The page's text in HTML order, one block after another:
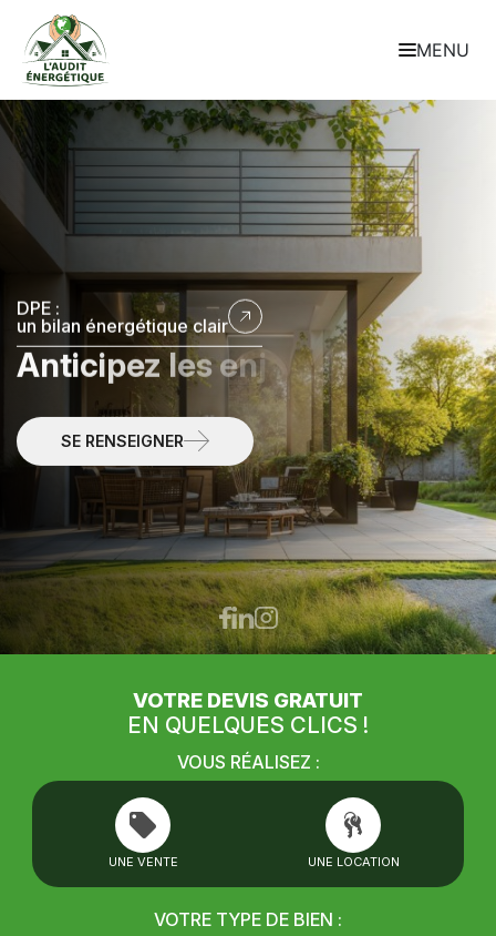
MENU
DPE :
un bilan énergétique clair
Anticipezlesenjeux
é ti qu e dès aujo urd’hui
SE RENSEIGNER
VOTRE DEVIS GRATUIT
EN QUELQUES CLICS !
VOUS RÉALISEZ :
UNE VENTE UNE LOCATION
VOTRE TYPE DE BIEN :